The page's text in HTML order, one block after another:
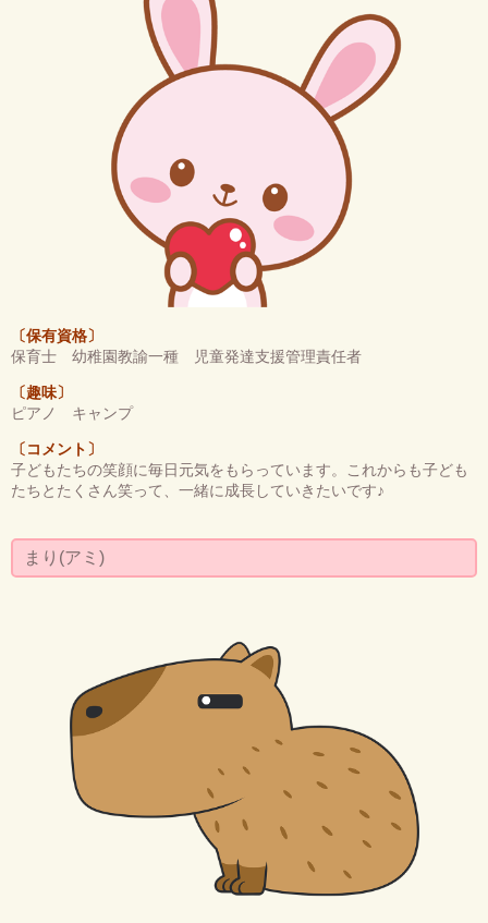
〔保有資格〕
保育士 幼稚園教諭一種 児童発達支援管理責任者
〔趣味〕
ピアノ キャンプ
〔コメント〕
子どもたちの笑顔に毎日元気をもらっています。これからも子ども
たちとたくさん笑って、一緒に成長していきたいです♪
まり(アミ)